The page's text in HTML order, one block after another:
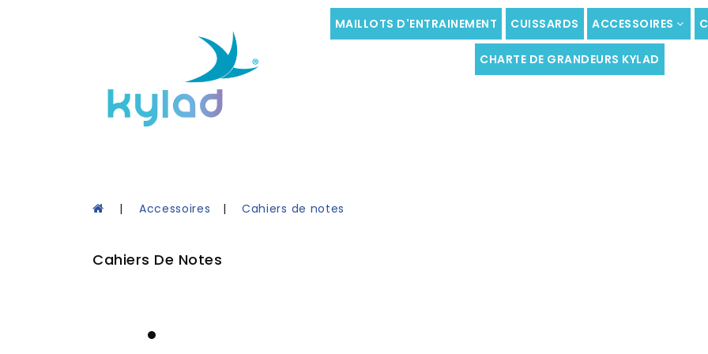
MAILLOTS D'ENTRAINEMENT CUISSARDS ACCESSOIRES
CHARTE DE GRANDEURS KYLAD
Accessoires Cahiers de notes
Cahiers De Notes